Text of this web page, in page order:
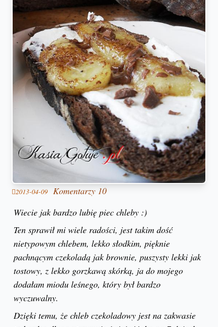
2013-04-09 Komentarzy 10
Wiecie jak bardzo lubię piec chleby :)
Ten sprawił mi wiele radości, jest takim dość
nietypowym chlebem, lekko słodkim, pięknie
pachnącym czekoladą jak brownie, puszysty lekki jak
tostowy, z lekko gorzkawą skórką, ja do mojego
dodałam miodu leśnego, który był bardzo
wyczuwalny.
Dzięki temu, że chleb czekoladowy jest na zakwasie